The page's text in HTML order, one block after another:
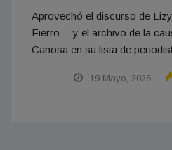
Aprovechó el discurso de
Fierro —y el archivo de la
Canosa en su lista de
19 Mayo, 2026